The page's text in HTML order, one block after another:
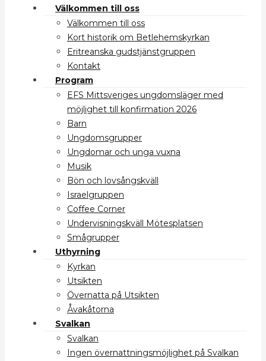
Välkommen till oss
Välkommen till oss
Kort historik om Betlehemskyrkan
Eritreanska gudstjänstgruppen
Kontakt
Program
EFS Mittsveriges ungdomsläger med
möjlighet till konfirmation 2026
Barn
Ungdomsgrupper
Ungdomar och unga vuxna
Musik
Bön och lovsångskväll
Israelgruppen
Coffee Corner
Undervisningskväll Mötesplatsen
Smågrupper
Uthyrning
Kyrkan
Utsikten
Övernatta på Utsikten
Åvakåtorna
Svalkan
Svalkan
Ingen övernattningsmöjlighet på Svalkan